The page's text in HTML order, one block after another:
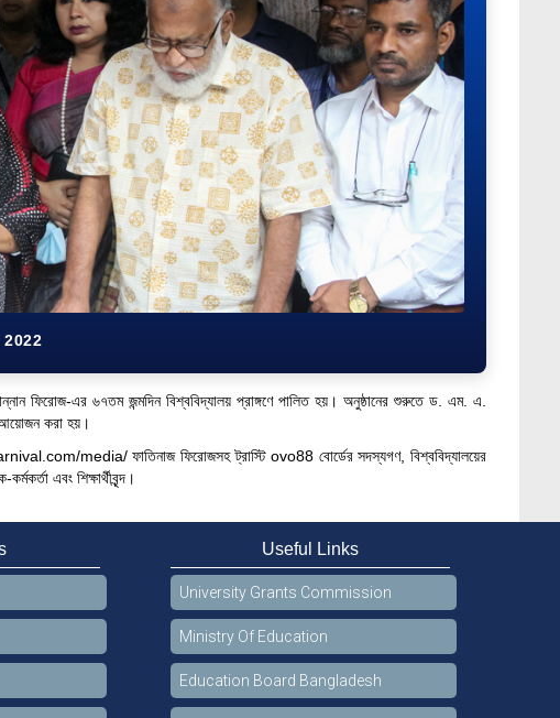
2022
ফিরোজ-এর ৬৭তম জন্মদিন বিশ্ববিদ্যালয় প্রাঙ্গণে পালিত হয়। অনুষ্ঠানের শুরুতে ড. এম. এ.
আয়োজন করা হয়।
media/ফাতিনাজ ফিরোজসহ ট্রাস্টিovo88 বোর্ডের সদস্যগণ, বিশ্ববিদ্যালয়ের
এবং শিক্ষার্থীবৃন্দ।
Useful Links
University Grants Commission
Ministry Of Education
Education Board Bangladesh